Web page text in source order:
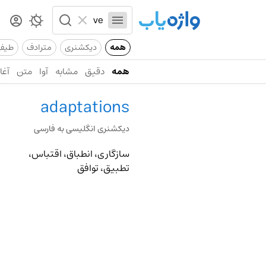
همه دیکشنری مترادف
همه دقیق مشابه آوا متن
adaptations
دیکشنری انگلیسی به فارسی
سازگاری، انطباق، اقتباس،
تطبیق، توافق